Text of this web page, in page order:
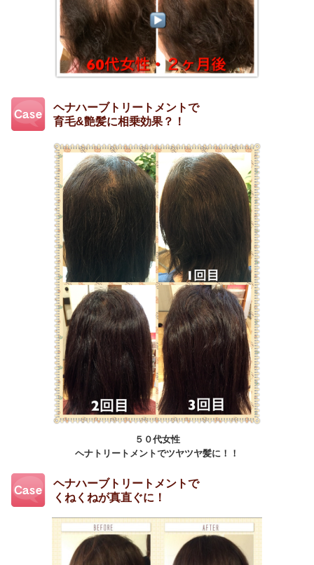
ヘナハーブトリートメントで
育毛&艶髪に相乗効果？！
５０代女性
ヘナトリートメントでツヤツヤ髪に！！
ヘナハーブトリートメントで
くねくねが真直ぐに！